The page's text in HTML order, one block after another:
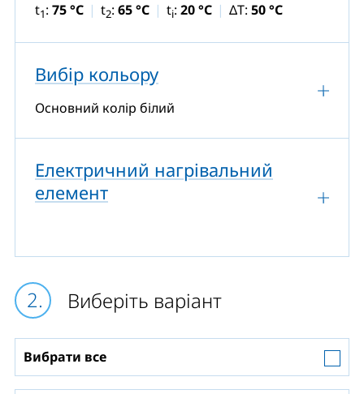
t1: 75 °C t2: 65 °C ti: 20 °C ΔT: 50 °C
Вибір кольору
Основний колір білий
Електричний нагрівальний
елемент
Виберіть варіант
Вибрати все